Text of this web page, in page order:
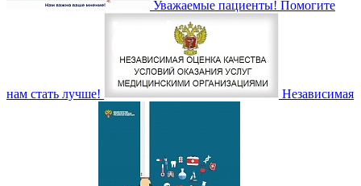
Уважаемые пациенты! Помогите
нам стать лучше! Независимая